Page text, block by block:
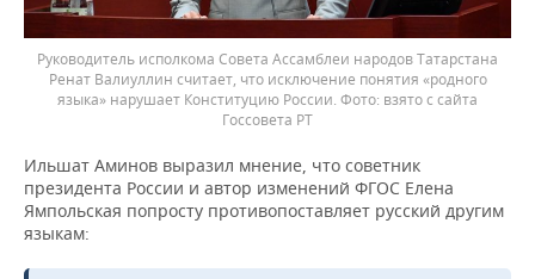
Руководитель исполкома Совета Ассамблеи народов Татарстана
Ренат Валиуллин считает, что исключение понятия «родного
языка» нарушает Конституцию России.
взято с сайта
Госсовета РТ
Ильшат Аминов выразил мнение, что советник
президента России и автор изменений ФГОС Елена
Ямпольская попросту противопоставляет русский другим
языкам: